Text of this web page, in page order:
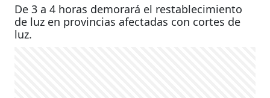
De 3 a 4 horas demorará el restablecimiento
de luz en provincias afectadas con cortes de
luz.